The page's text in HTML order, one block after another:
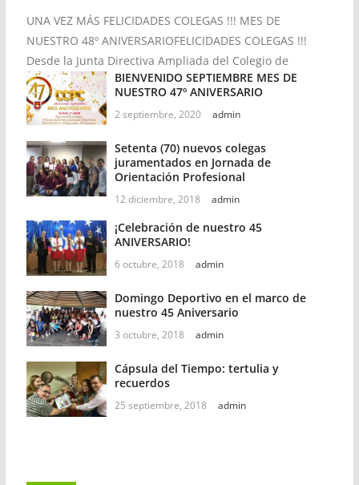
UNA VEZ MÁS FELICIDADES COLEGAS !!! MES DE
NUESTRO 48º ANIVERSARIOFELICIDADES COLEGAS !!!
Desde la Junta Directiva Ampliada del Colegio de
BIENVENIDO SEPTIEMBRE MES DE
NUESTRO 47º ANIVERSARIO
2 septiembre, 2020 admin
Setenta (70) nuevos colegas
juramentados en Jornada de
Orientación Profesional
12 diciembre, 2018 admin
¡Celebración de nuestro 45
ANIVERSARIO!
6 octubre, 2018 admin
Domingo Deportivo en el marco de
nuestro 45 Aniversario
3 octubre, 2018 admin
Cápsula del Tiempo: tertulia y
recuerdos
25 septiembre, 2018 admin